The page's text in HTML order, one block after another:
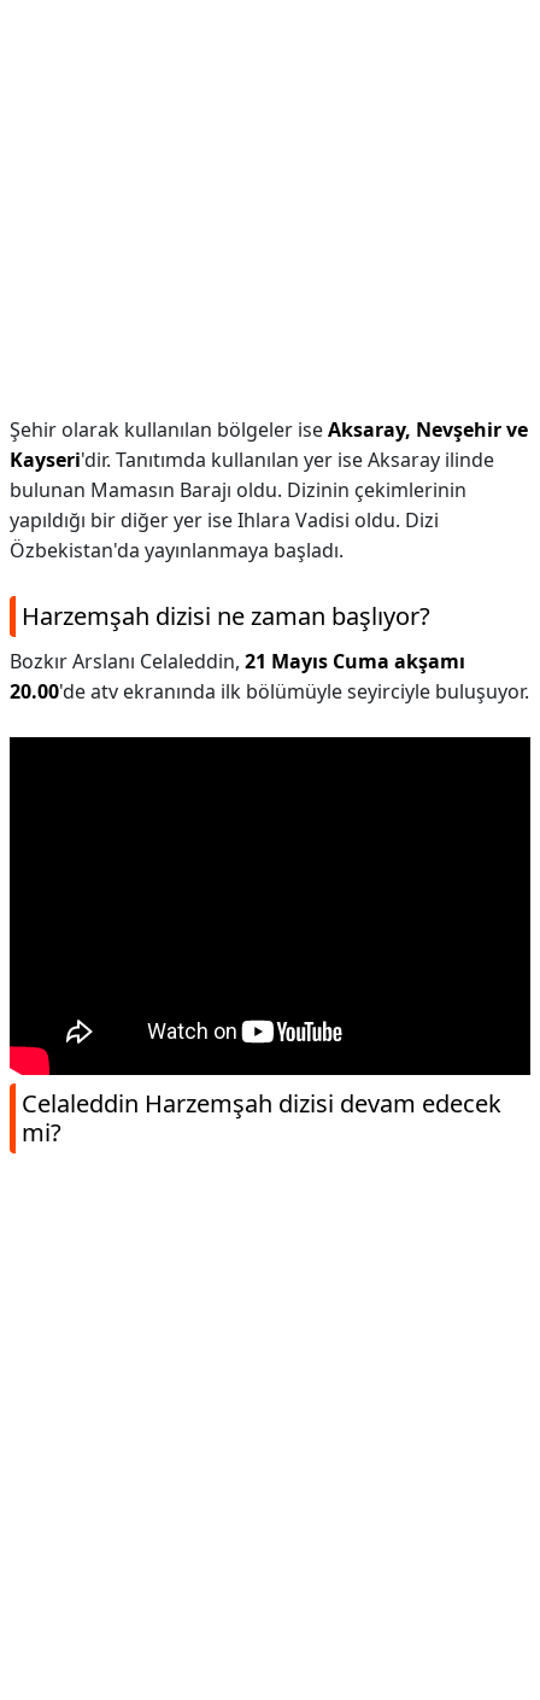
Şehir olarak kullanılan bölgeler iseAksaray, Nevşehir ve
Kayseri'dir. Tanıtımda kullanılan yer ise Aksaray ilinde
bulunan Mamasın Barajı oldu. Dizinin çekimlerinin
yapıldığı bir diğer yer ise Ihlara Vadisi oldu. Dizi
Özbekistan'da yayınlanmaya başladı.
Harzemşah dizisi ne zaman başlıyor?
Bozkır Arslanı Celaleddin, 21 Mayıs Cuma akşamı
20.00'de atv ekranında ilk bölümüyle seyirciyle buluşuyor.
Celaleddin Harzemşah dizisi devam edecek
mi?